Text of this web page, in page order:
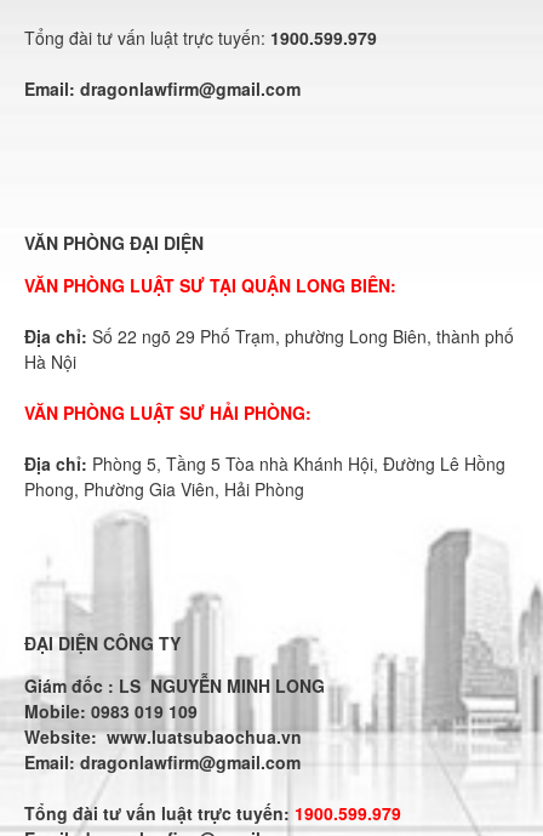
Tổng đài tư vấn luật trực tuyến: 1900.599.979
Email: dragonlawfirm@gmail.com
VĂN PHÒNG ĐẠI DIỆN
VĂN PHÒNG LUẬT SƯ TẠI QUẬN LONG BIÊN:
Địa chỉ: Số 22 ngõ 29 Phố Trạm, phường Long Biên, thành phố
Hà Nội
VĂN PHÒNG LUẬT SƯ HẢI PHÒNG:
Địa chỉ: Phòng 5, Tầng 5 Tòa nhà Khánh Hội, Đường Lê Hồng
Phong, Phường Gia Viên, Hải Phòng
ĐẠI DIỆN CÔNG TY
Giám đốc : LS NGUYỄN MINH LONG
Mobile: 0983 019 109
Website:www.luatsubaochua.vn
Email: dragonlawfirm@gmail.com
Tổng đài tư vấn luật trực tuyến: 1900.599.979